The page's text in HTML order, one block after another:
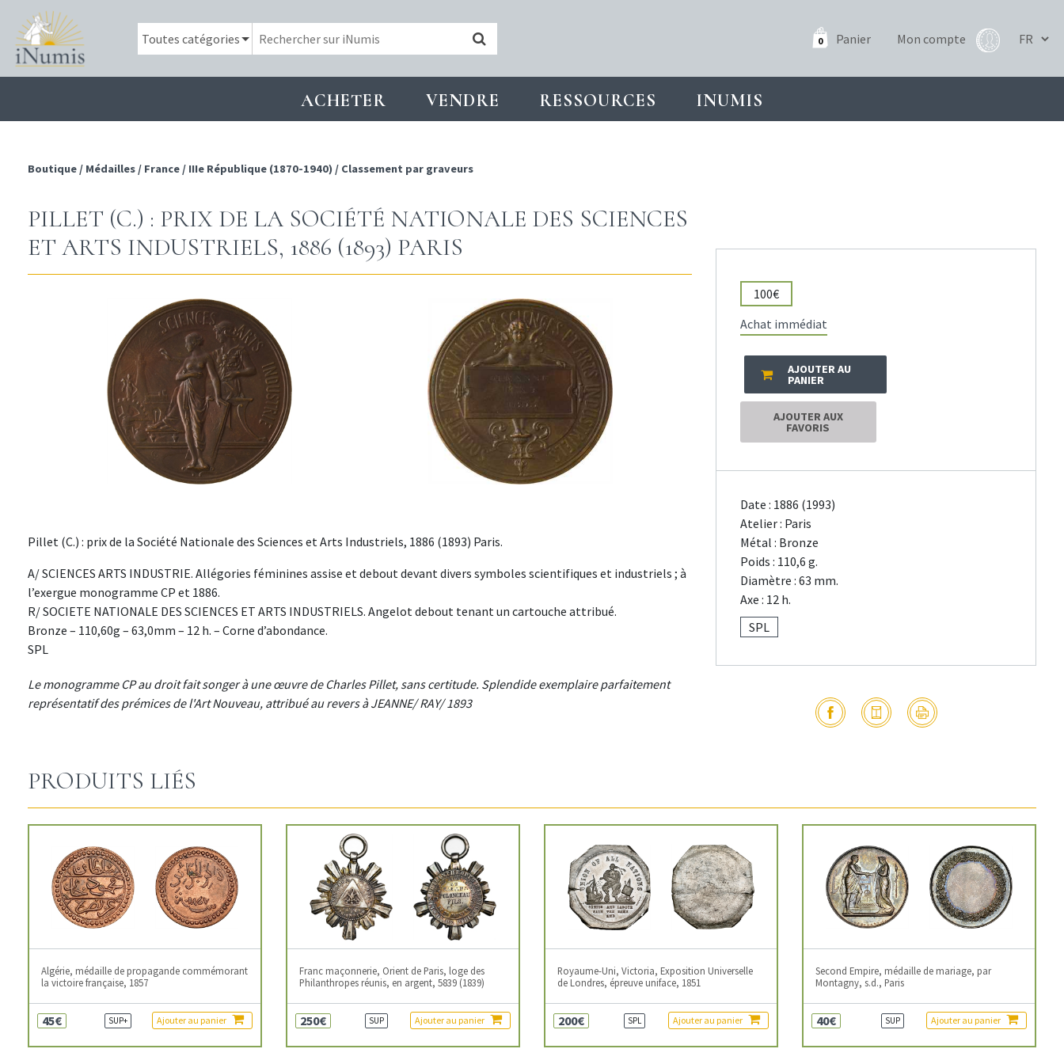
0 Panier Mon compte
ACHETER VENDRE RESSOURCES INUMIS
Boutique / Médailles / France / IIIe République (1870-1940) / Classement par graveurs
PILLET (C.) : PRIX DE LA SOCIÉTÉ NATIONALE DES SCIENCES
ET ARTS INDUSTRIELS, 1886 (1893) PARIS
Pillet (C.) : prix de la Société Nationale des Sciences et Arts Industriels, 1886 (1893) Paris.
A/ SCIENCES ARTS INDUSTRIE. Allégories féminines assise et debout devant divers symboles scientifiques et industriels ; à
l’exergue monogramme CP et 1886.
R/ SOCIETE NATIONALE DES SCIENCES ET ARTS INDUSTRIELS. Angelot debout tenant un cartouche attribué.
Bronze – 110,60g – 63,0mm – 12 h. – Corne d’abondance.
SPL
Le monogramme CP au droit fait songer à une œuvre de Charles Pillet, sans certitude. Splendide exemplaire parfaitement
représentatif des prémices de l'Art Nouveau, attribué au revers à JEANNE/ RAY/ 1893
100€
Achat immédiat
AJOUTER AU
PANIER
AJOUTER AUX
FAVORIS
Date : 1886 (1993)
Atelier : Paris
Métal : Bronze
Poids : 110,6 g.
Diamètre : 63 mm.
Axe : 12 h.
SPL
PRODUITS LIÉS
Algérie, médaille de propagande commémorant
la victoire française, 1857
45€ SUP+ Ajouter au panier
Franc maçonnerie, Orient de Paris, loge des
Philanthropes réunis, en argent, 5839 (1839)
250€ SUP Ajouter au panier
Royaume-Uni, Victoria, Exposition Universelle
de Londres, épreuve uniface, 1851
200€ SPL Ajouter au panier
Second Empire, médaille de mariage, par
Montagny, s.d., Paris
40€ SUP Ajouter au panier